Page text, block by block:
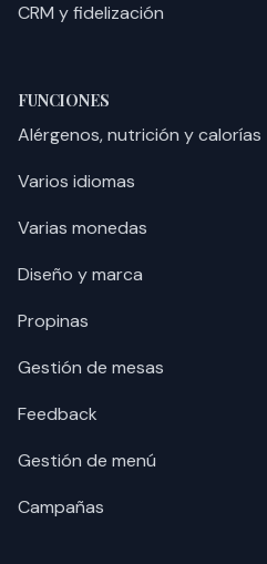
CRM y fidelización
FUNCIONES
Alérgenos, nutrición y calorías
Varios idiomas
Varias monedas
Diseño y marca
Propinas
Gestión de mesas
Feedback
Gestión de menú
Campañas